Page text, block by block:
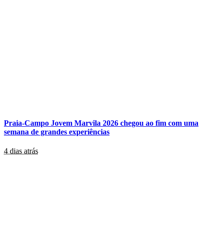
Praia-Campo Jovem Marvila 2026 chegou ao fim com uma
semana de grandes experiências
4 dias atrás